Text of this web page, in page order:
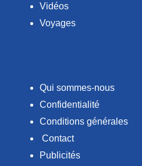
Vidéos
Voyages
Qui sommes-nous
Confidentialité
Conditions générales
Contact
Publicités